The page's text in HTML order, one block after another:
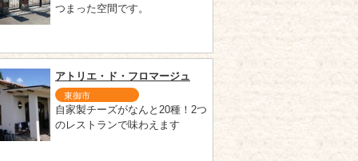
つまった空間です。
アトリエ・ド・フロマージュ
東御市
自家製チーズがなんと20種！2つ
のレストランで味わえます